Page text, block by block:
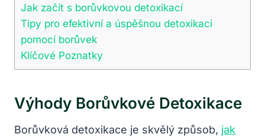
Jak ⁢začít s ​borůvkovou detoxikací
Tipy pro‌ efektivní a úspěšnou detoxikaci
pomocí borůvek
Klíčové‌ Poznatky
Výhody Borůvkové Detoxikace
Borůvková ⁢detoxikace je skvělý⁢ způsob, jak